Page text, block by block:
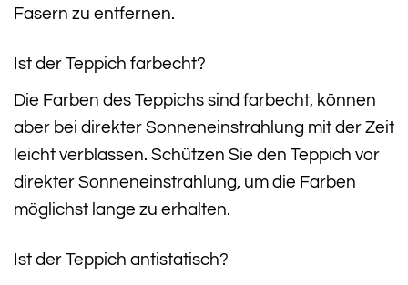
Fasern zu entfernen.
Ist der Teppich farbecht?
Die Farben des Teppichs sind farbecht, können
aber bei direkter Sonneneinstrahlung mit der Zeit
leicht verblassen. Schützen Sie den Teppich vor
direkter Sonneneinstrahlung, um die Farben
möglichst lange zu erhalten.
Ist der Teppich antistatisch?